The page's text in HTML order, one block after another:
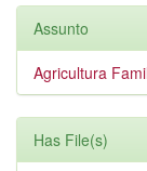
Assunto
Agricultura
Has File(s)